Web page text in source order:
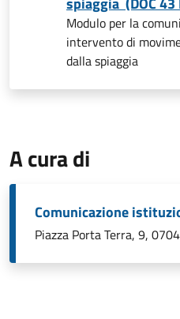
Modulo per la
intervento di
dalla spiaggia
A cura di
Comunicazione
Piazza Porta Terra, 9,